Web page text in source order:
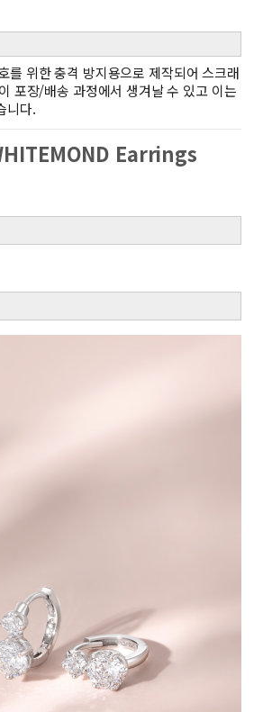
를 위한 충격 방지용으로 제작되어 스크래
포장/배송 과정에서 생겨날 수 있고 이는
니다.
Earrings